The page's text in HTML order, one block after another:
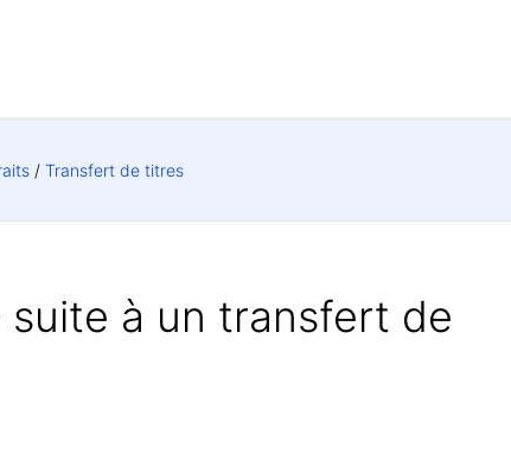
Transfert de titres
à un transfert de